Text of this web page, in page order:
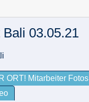
03.05.21
ORT! Mitarbeiter Fotos